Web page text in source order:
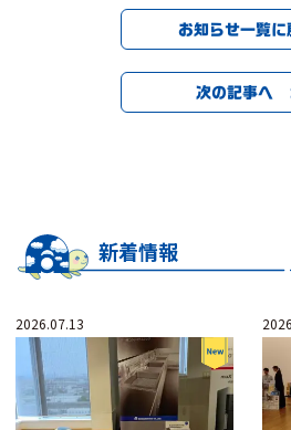
お知らせ一覧に
次の記事へ
新着情報
2026.07.13